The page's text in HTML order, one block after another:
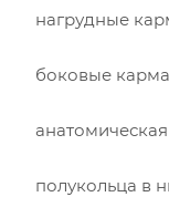
нагрудные
боковые
анатомическая
полукольца в